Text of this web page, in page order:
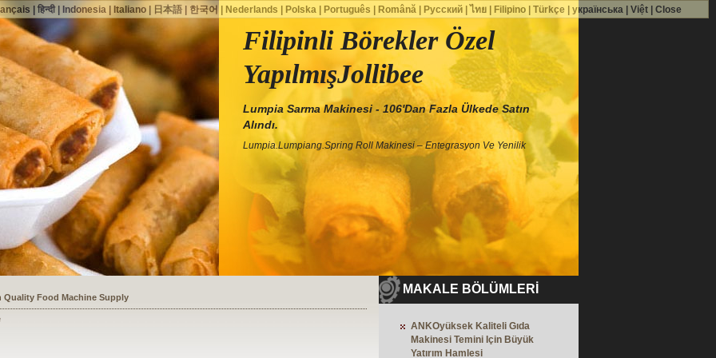
Filipinli Börekler Özel
YapılmışJollibee
Lumpia Sarma Makinesi - 106'dan Fazla Ülkede Satın
Alındı.
Lumpia.Lumpiang.Spring Roll Makinesi – Entegrasyon Ve Yenilik
a Shoe Seller to Start a Food Business
MAKALE BÖLÜMLERİ
ANKOyüksek Kaliteli Gıda
Makinesi Temini Için Büyük
Yatırım Hamlesi
हिन्दी| Indonesia| Italiano| 日本語| 한국어 Nederlands Polska| Português Română| Русский| ไทย| Filipino| Türkçe українська| Việt| Close